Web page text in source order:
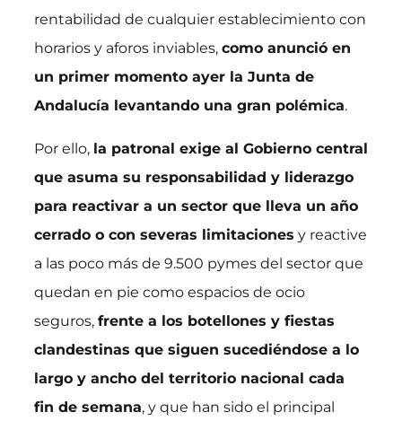
rentabilidad de cualquier establecimiento con
horarios y aforos inviables, como anunció en
un primer momento ayer la Junta de
Andalucía levantando una gran polémica.
Por ello, la patronal exige al Gobierno central
que asuma su responsabilidad y liderazgo
para reactivar a un sector que lleva un año
cerrado o con severas limitaciones y reactive
a las poco más de 9.500 pymes del sector que
quedan en pie como espacios de ocio
seguros, frente a los botellones y fiestas
clandestinas que siguen sucediéndose a lo
largo y ancho del territorio nacional cada
fin de semana, y que han sido el principal